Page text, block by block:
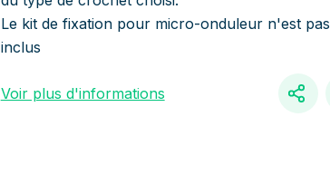
Le kit de fixation pour micro-onduleur n'est pas
inclus
Voir plus d'informations